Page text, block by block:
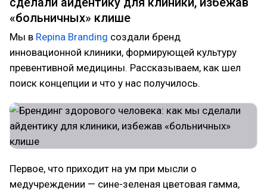
«больничных» клише
Мы в Repina Branding создали бренд
инновационной клиники, формирующей культуру
превентивной медицины. Рассказываем, как шел
поиск концепции и что у нас получилось.
Первое, что приходит на ум при мысли о
медучреждении — сине-зеленая цветовая гамма,